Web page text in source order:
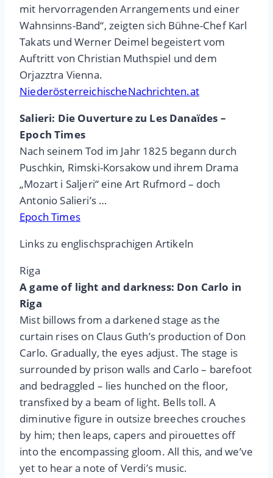
mit hervorragenden Arrangements und einer
Wahnsinns-Band“, zeigten sich Bühne-Chef Karl
Takats und Werner Deimel begeistert vom
Auftritt von Christian Muthspiel und dem
Orjazztra Vienna.
NiederösterreichischeNachrichten.at
Salieri: Die Ouverture zu Les Danaïdes –
Epoch Times
Nach seinem Tod im Jahr 1825 begann durch
Puschkin, Rimski-Korsakow und ihrem Drama
„Mozart i Saljeri“ eine Art Rufmord – doch
Antonio Salieri’s …
Epoch Times
Links zu englischsprachigen Artikeln
Riga
A game of light and darkness: Don Carlo in
Riga
Mist billows from a darkened stage as the
curtain rises on Claus Guth’s production of Don
Carlo. Gradually, the eyes adjust. The stage is
surrounded by prison walls and Carlo – barefoot
and bedraggled – lies hunched on the floor,
transfixed by a beam of light. Bells toll. A
diminutive figure in outsize breeches crouches
by him; then leaps, capers and pirouettes off
into the encompassing gloom. All this, and we’ve
yet to hear a note of Verdi’s music.